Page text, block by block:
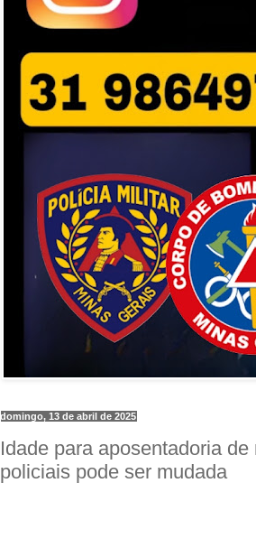
domingo, 13 de abril de 2025
Idade para aposentadoria de
policiais pode ser mudada